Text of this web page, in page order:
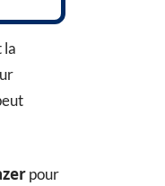
la
pour